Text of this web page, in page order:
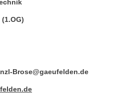
Brose@gaeufelden.de